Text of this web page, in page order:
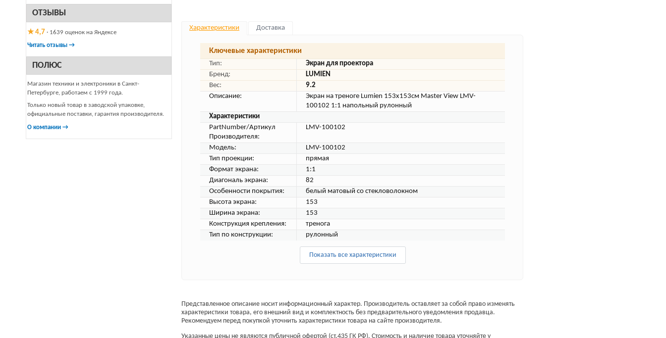
ОТЗЫВЫ
★ 4,7 · 1639 оценок на Яндексе
Читать отзывы →
ПОЛЮС
Магазин техники и электроники в Санкт-
Петербурге, работаем с 1999 года.
Только новый товар в заводской упаковке,
официальные поставки, гарантия производителя.
О компании →
Характеристики Доставка
Ключевые характеристики
Тип:
Экран для проектора
Бренд:
LUMIEN
Вес:
9.2
Описание:
Экран на треноге Lumien 153x153см Master View LMV-
100102 1:1 напольный рулонный
Характеристики
PartNumber/Артикул
Производителя:
LMV-100102
Модель:
LMV-100102
Тип проекции:
прямая
Формат экрана:
1:1
Диагональ экрана:
82
Особенности покрытия:
белый матовый со стекловолокном
Высота экрана:
153
Ширина экрана:
153
Конструкция крепления:
тренога
Тип по конструкции:
рулонный
Показать все характеристики
Представленное описание носит информационный характер. Производитель оставляет за собой право изменять
характеристики товара, его внешний вид и комплектность без предварительного уведомления продавца.
Рекомендуем перед покупкой уточнить характеристики товара на сайте производителя.
Указанные цены не являются публичной офертой (ст.435 ГК РФ). Стоимость и наличие товара уточняйте у